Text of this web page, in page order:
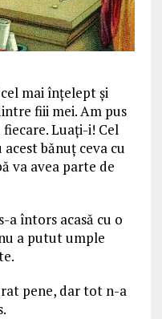
mai înţelept şi
fiii mei. Am pus
Luaţi-i! Cel
bănuţ ceva cu
va avea parte de
a întors acasă cu o
a putut umple
pene, dar tot n-a